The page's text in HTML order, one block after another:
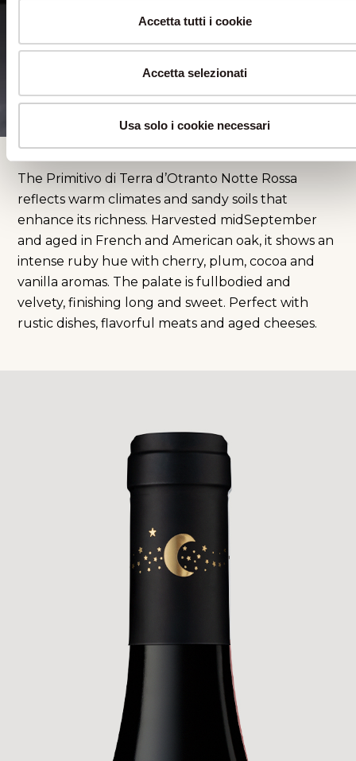
Accetta tutti i cookie
Accetta selezionati
Usa solo i cookie necessari
The Primitivo di Terra d’Otranto Notte Rossa
reflects warm climates and sandy soils that
enhance its richness. Harvested midSeptember
and aged in French and American oak, it shows an
intense ruby hue with cherry, plum, cocoa and
vanilla aromas. The palate is fullbodied and
velvety, finishing long and sweet. Perfect with
rustic dishes, flavorful meats and aged cheeses.